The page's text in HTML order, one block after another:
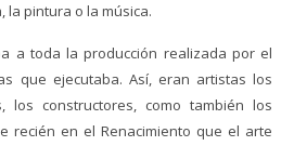
la pintura o la música.
a toda la producción realizada por el
que ejecutaba. Así, eran artistas los
los constructores, como también los
recién en el Renacimiento que el arte